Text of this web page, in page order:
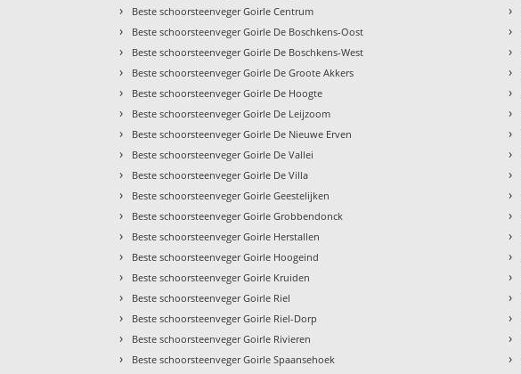
› Beste schoorsteenveger Goirle Centrum
› Beste schoorsteenveger Goirle De Boschkens-Oost
› Beste schoorsteenveger Goirle De Boschkens-West
› Beste schoorsteenveger Goirle De Groote Akkers
› Beste schoorsteenveger Goirle De Hoogte
› Beste schoorsteenveger Goirle De Leijzoom
› Beste schoorsteenveger Goirle De Nieuwe Erven
› Beste schoorsteenveger Goirle De Vallei
› Beste schoorsteenveger Goirle De Villa
› Beste schoorsteenveger Goirle Geestelijken
› Beste schoorsteenveger Goirle Grobbendonck
› Beste schoorsteenveger Goirle Herstallen
› Beste schoorsteenveger Goirle Hoogeind
› Beste schoorsteenveger Goirle Kruiden
› Beste schoorsteenveger Goirle Riel
› Beste schoorsteenveger Goirle Riel-Dorp
› Beste schoorsteenveger Goirle Rivieren
› Beste schoorsteenveger Goirle Spaansehoek
›
›
›
›
›
›
›
›
›
›
›
›
›
›
›
›
›
›